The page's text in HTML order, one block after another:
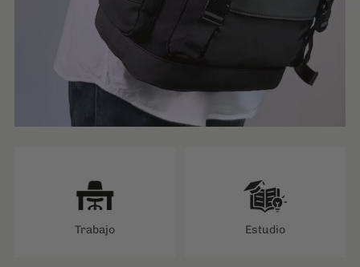
Bici Reuniones